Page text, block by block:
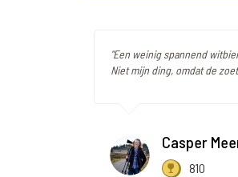
"Een weinig spannend
Niet mijn ding, omdat de
Casper
810